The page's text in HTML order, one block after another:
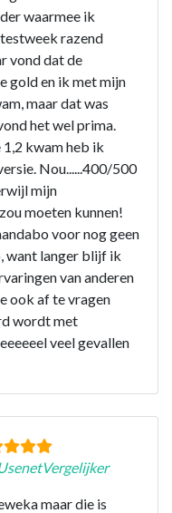
waarmee ik
razend
vond dat de
gold en ik met mijn
maar dat was
het wel prima.
kwam heb ik
Nou......400/500
mijn
moeten kunnen!
voor nog geen
want langer blijf ik
van anderen
ook af te vragen
wordt met
veel gevallen
maar die is